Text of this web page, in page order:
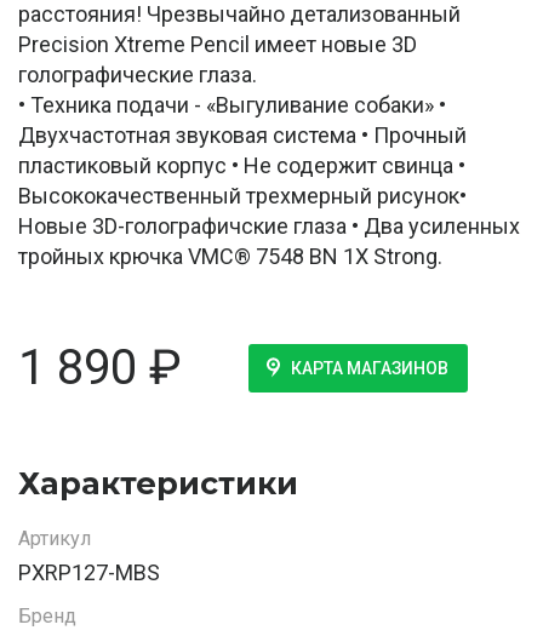
расстояния! Чрезвычайно детализованный
Precision Xtreme Pencil имеет новые 3D
голографические глаза.
• Техника подачи - «Выгуливание собаки» •
Двухчастотная звуковая система • Прочный
пластиковый корпус • Не содержит свинца •
Высококачественный трехмерный рисунок•
Новые 3D-голографичские глаза • Два усиленных
тройных крючка VMC® 7548 BN 1X Strong.
1 890 ₽ КАРТА МАГАЗИНОВ
Характеристики
Артикул
PXRP127-MBS
Бренд